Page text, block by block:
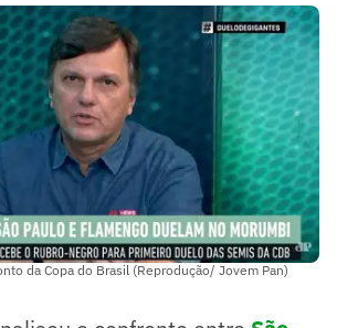
da Copa do Brasil (Reprodução/ Jovem Pan)